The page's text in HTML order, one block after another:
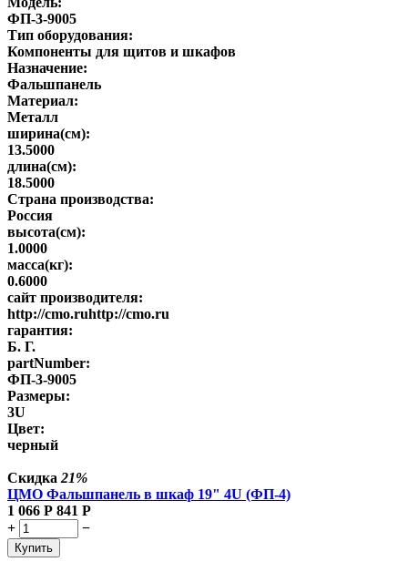
ФП-3-9005
Тип оборудования:
Компоненты для щитов и шкафов
Назначение:
Фальшпанель
Материал:
Металл
ширина(см):
13.5000
длина(см):
18.5000
Страна производства:
Россия
высота(см):
1.0000
масса(кг):
0.6000
сайт производителя:
http://cmo.ruhttp://cmo.ru
гарантия:
Б. Г.
partNumber:
ФП-3-9005
Размеры:
3U
Цвет:
черный
Скидка 21%
ЦМО Фальшпанель в шкаф 19" 4U (ФП-4)
1 066 Р 841 Р
+
−
Купить